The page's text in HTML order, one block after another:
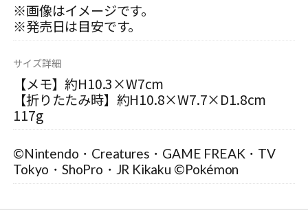
※画像はイメージです。
※発売日は目安です。
サイズ詳細
【メモ】約H10.3×W7cm
【折りたたみ時】約H10.8×W7.7×D1.8cm
117g
©Nintendo・Creatures・GAME FREAK・TV
Tokyo・ShoPro・JR Kikaku ©Pokémon